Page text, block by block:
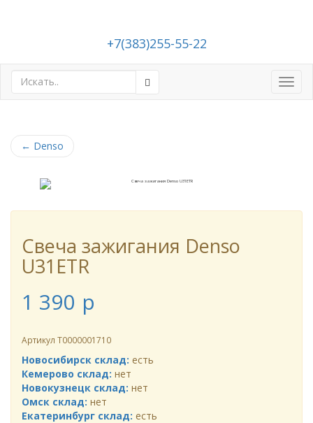
+7(383)255-55-22
← Denso
Свеча зажигания Denso
U31ETR
1 390 p
Артикул Т0000001710
Новосибирск склад: есть
Кемерово склад: нет
Новокузнецк склад: нет
Омск склад: нет
Екатеринбург склад: есть